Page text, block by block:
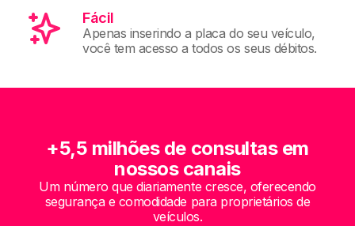
Fácil
Apenas inserindo a placa do seu veículo,
você tem acesso a todos os seus débitos.
+5,5 milhões de consultas em
nossos canais
Um número que diariamente cresce, oferecendo
segurança e comodidade para proprietários de
veículos.